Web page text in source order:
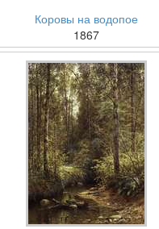
Коровы на водопое
1867